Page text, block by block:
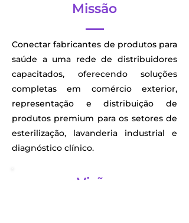
Missão
Conectar fabricantes de produtos para
saúde a uma rede de distribuidores
capacitados, oferecendo soluções
completas em comércio exterior,
representação e distribuição de
produtos premium para os setores de
esterilização, lavanderia industrial e
diagnóstico clínico.
Visão